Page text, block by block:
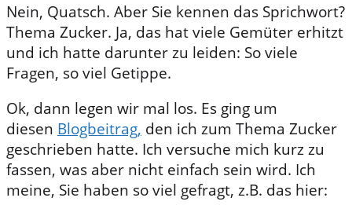
Nein, Quatsch. Aber Sie kennen das Sprichwort?
Thema Zucker. Ja, das hat viele Gemüter erhitzt
und ich hatte darunter zu leiden: So viele
Fragen, so viel Getippe.
Ok, dann legen wir mal los. Es ging um
diesen Blogbeitrag, den ich zum Thema Zucker
geschrieben hatte. Ich versuche mich kurz zu
fassen, was aber nicht einfach sein wird. Ich
meine, Sie haben so viel gefragt, z.B. das hier: